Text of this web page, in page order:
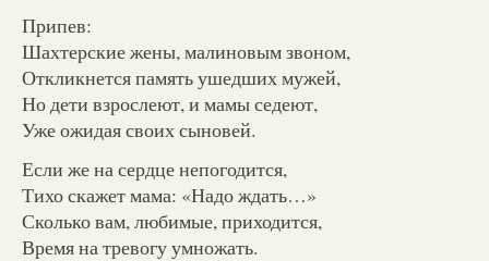
Припев:
Шахтерские жены, малиновым звоном,
Откликнется память ушедших мужей,
Но дети взрослеют, и мамы седеют,
Уже ожидая своих сыновей.
Если же на сердце непогодится,
Тихо скажет мама: «Надо ждать…»
Сколько вам, любимые, приходится,
Время на тревогу умножать.